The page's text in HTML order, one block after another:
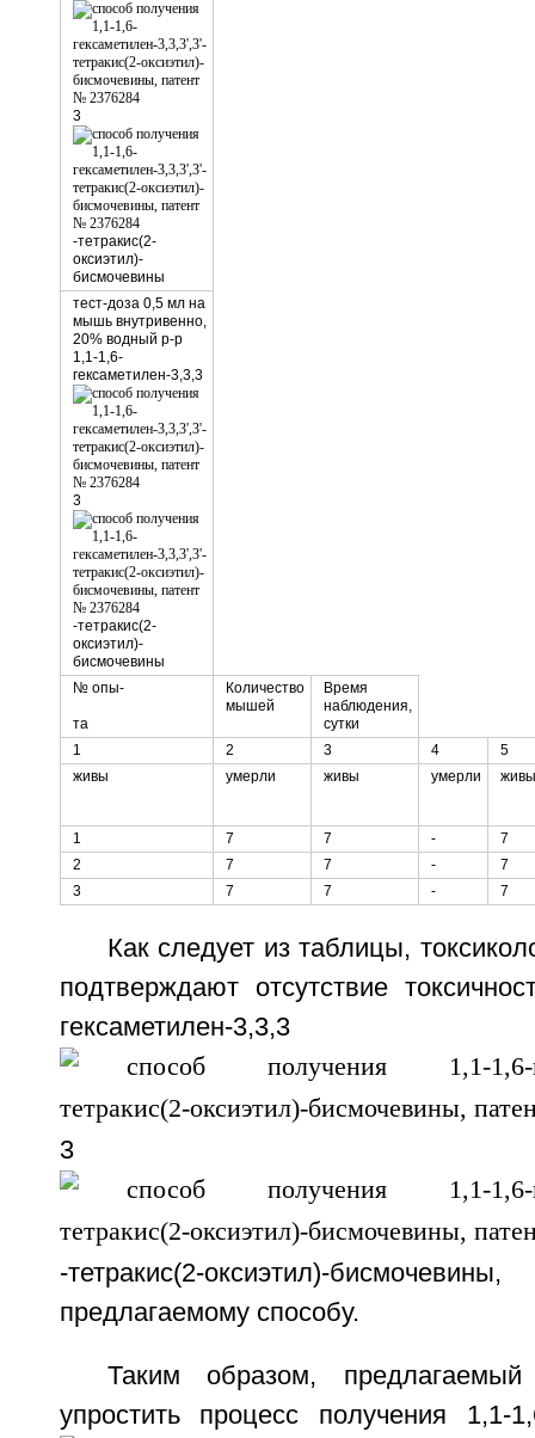
3
-тетракис(2-
оксиэтил)-
бисмочевины
тест-доза 0,5 мл на
мышь внутривенно,
20% водный р-р
1,1-1,6-
гексаметилен-3,3,3
3
-тетракис(2-
оксиэтил)-
бисмочевины
№ опы-
та
Количество
мышей
Время
наблюдения,
сутки
1
2 3 4
5
живы
умерли живы умерли живы
1 7 7 -
7
2
7 7 -
7
3
7 7 - 7
Как следует из таблицы,
подтверждают отсутствие
гексаметилен-3,3,3
3
-тетракис(2-оксиэтил)-
предлагаемому способу.
Таким образом,
упростить процесс получения 1,1-